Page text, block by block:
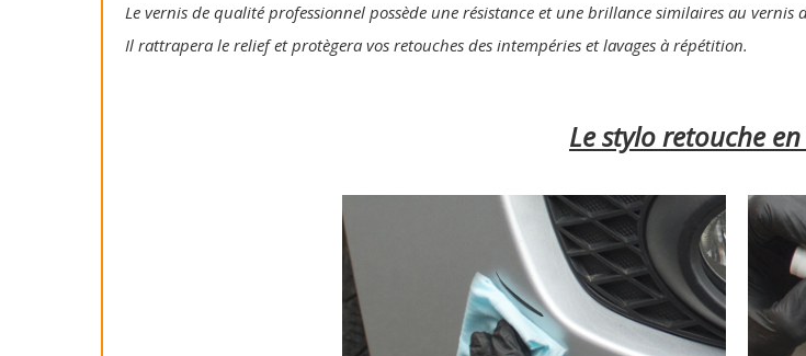
Le vernis de qualité professionnel possède une résistance et une brillance similaires au vernis
Il rattrapera le relief et protègera vos retouches des intempéries et lavages à répétition.
Le stylo retouche